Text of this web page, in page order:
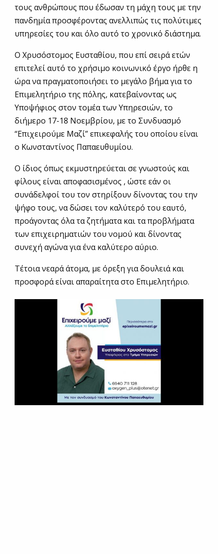
τους ανθρώπους που έδωσαν τη μάχη τους με την
πανδημία προσφέροντας ανελλιπώς τις πολύτιμες
υπηρεσίες του και όλο αυτό το χρονικό διάστημα.
Ο Χρυσόστομος Ευσταθίου, που επί σειρά ετών
επιτελεί αυτό το χρήσιμο κοινωνικό έργο ήρθε η
ώρα να πραγματοποιήσει το μεγάλο βήμα για το
Επιμελητήριο της πόλης, κατεβαίνοντας ως
Υποψήφιος στον τομέα των Υπηρεσιών, το
διήμερο 17-18 Νοεμβρίου, με το Συνδυασμό
“Επιχειρούμε Μαζί” επικεφαλής του οποίου είναι
ο Κωνσταντίνος Παπαευθυμίου.
Ο ίδιος όπως εκμυστηρεύεται σε γνωστούς και
φίλους είναι αποφασισμένος , ώστε εάν οι
συνάδελφοί του τον στηρίξουν δίνοντας του την
ψήφο τους, να δώσει τον καλύτερό του εαυτό,
προάγοντας όλα τα ζητήματα και τα προβλήματα
των επιχειρηματιών του νομού και δίνοντας
συνεχή αγώνα για ένα καλύτερο αύριο.
Τέτοια νεαρά άτομα, με όρεξη για δουλειά και
προσφορά είναι απαραίτητα στο Επιμελητήριο.